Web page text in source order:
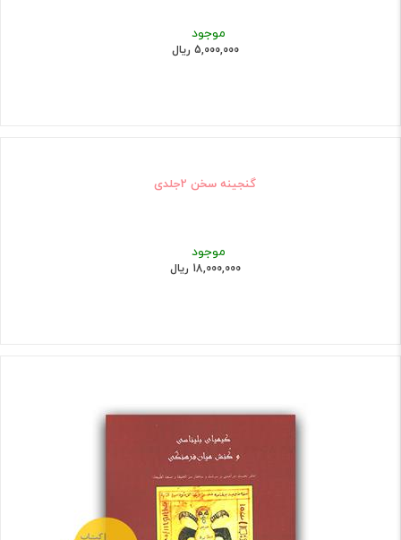
موجود
5,000,000 ریال
گنجینه سخن 2جلدی
موجود
18,000,000 ریال